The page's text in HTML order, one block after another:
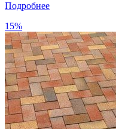
Подробнее
15%